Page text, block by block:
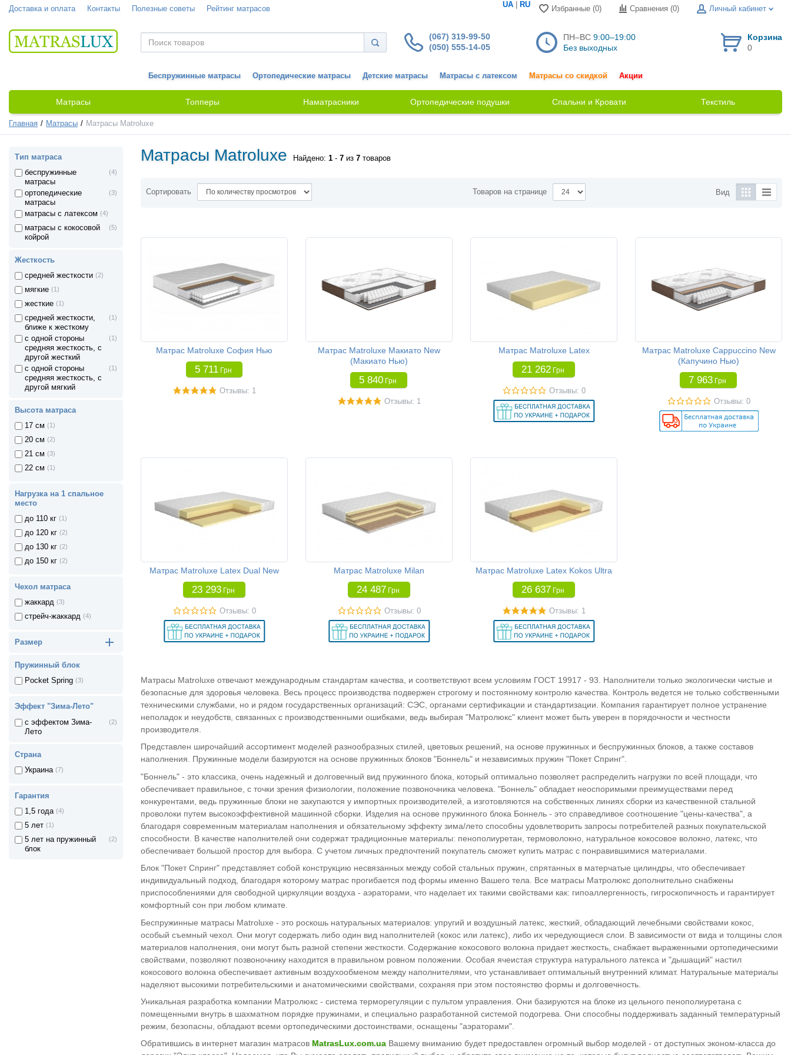
Доставка и оплата Контакты Полезные советы Рейтинг матрасов UA RU Избранные (0) Сравнения (0) Личный кабинет
(067) 319-99-50
(050) 555-14-05
ПН–ВС 9:00–19:00
Без выходных
Корзина
0
Беспружинные матрасы Ортопедические матрасы Детские матрасы Матрасы с латексом Матрасы со скидкой Акции
Матрасы Топперы Наматрасники Ортопедические подушки Спальни и Кровати Текстиль
Главная Матрасы Матрасы Matroluxe
Тип матраса
беспружинные
матрасы
(4)
ортопедические
матрасы
(3)
матрасы с латексом (4)
матрасы с кокосовой
койрой
(5)
Жесткость
средней жесткости (2)
мягкие (1)
жесткие (1)
средней жесткости,
ближе к жесткому
(1)
с одной стороны
средняя жесткость, с
другой жесткий
(1)
с одной стороны
средняя жесткость, с
другой мягкий
(1)
Высота матраса
17 см (1)
20 см (2)
21 см (3)
22 см (1)
Нагрузка на 1 спальное
место
до 110 кг (1)
до 120 кг (2)
до 130 кг (2)
до 150 кг (2)
Чехол матраса
жаккард (3)
стрейч-жаккард (4)
Размер
Пружинный блок
Pocket Spring (3)
Эффект "Зима-Лето"
с эффектом Зима-
Лето
(2)
Страна
Украина (7)
Гарантия
1,5 года (4)
5 лет (1)
5 лет на пружинный
блок
(2)
Матрасы Matroluxe Найдено: 1 - 7 из 7 товаров
Сортировать Товаров на странице Вид
Матрас Matroluxe София Нью
5 711 Грн
Отзывы: 1
Матрас Matroluxe Макиато New
(Макиато Нью)
5 840 Грн
Отзывы: 1
Матрас Matroluxe Latex
21 262 Грн
Отзывы: 0
Матрас Matroluxe Cappuccino New
(Капучино Нью)
7 963 Грн
Отзывы: 0
Матрас Matroluxe Latex Dual New
23 293 Грн
Отзывы: 0
Матрас Matroluxe Milan
24 487 Грн
Отзывы: 0
Матрас Matroluxe Latex Kokos Ultra
26 637 Грн
Отзывы: 1
Матрасы Matroluxe отвечают международным стандартам качества, и соответствуют всем условиям ГОСТ 19917 - 93. Наполнители только экологически чистые и
безопасные для здоровья человека. Весь процесс производства подвержен строгому и постоянному контролю качества. Контроль ведется не только собственными
техническими службами, но и рядом государственных организаций: СЭС, органами сертификации и стандартизации. Компания гарантирует полное устранение
неполадок и неудобств, связанных с производственными ошибками, ведь выбирая "Матролюкс" клиент может быть уверен в порядочности и честности
производителя.
Представлен широчайший ассортимент моделей разнообразных стилей, цветовых решений, на основе пружинных и беспружинных блоков, а также составов
наполнения. Пружинные модели базируются на основе пружинных блоков "Боннель" и независимых пружин "Покет Спринг".
"Боннель" - это классика, очень надежный и долговечный вид пружинного блока, который оптимально позволяет распределить нагрузки по всей площади, что
обеспечивает правильное, с точки зрения физиологии, положение позвоночника человека. "Боннель" обладает неоспоримыми преимуществами перед
конкурентами, ведь пружинные блоки не закупаются у импортных производителей, а изготовляются на собственных линиях сборки из качественной стальной
проволоки путем высокоэффективной машинной сборки. Изделия на основе пружинного блока Боннель - это справедливое соотношение "цены-качества", а
благодаря современным материалам наполнения и обязательному эффекту зима/лето способны удовлетворить запросы потребителей разных покупательской
способности. В качестве наполнителей они содержат традиционные материалы: пенополиуретан, термоволокно, натуральное кокосовое волокно, латекс, что
обеспечивает большой простор для выбора. С учетом личных предпочтений покупатель сможет купить матрас с понравившимися материалами.
Блок "Покет Спринг" представляет собой конструкцию несвязанных между собой стальных пружин, спрятанных в матерчатые цилиндры, что обеспечивает
индивидуальный подход, благодаря которому матрас прогибается под формы именно Вашего тела. Все матрасы Матролюкс дополнительно снабжены
приспособлениями для свободной циркуляции воздуха - аэраторами, что наделает их такими свойствами как: гипоаллергенность, гигроскопичность и гарантирует
комфортный сон при любом климате.
Беспружинные матрасы Matroluxe - это роскошь натуральных материалов: упругий и воздушный латекс, жесткий, обладающий лечебными свойствами кокос,
особый съемный чехол. Они могут содержать либо один вид наполнителей (кокос или латекс), либо их чередующиеся слои. В зависимости от вида и толщины слоя
материалов наполнения, они могут быть разной степени жесткости. Содержание кокосового волокна придает жесткость, снабжает выраженными ортопедическими
свойствами, позволяют позвоночнику находится в правильном ровном положении. Особая ячеистая структура натурального латекса и "дышащий" настил
кокосового волокна обеспечивает активным воздухообменом между наполнителями, что устанавливает оптимальный внутренний климат. Натуральные материалы
наделяют высокими потребительскими и анатомическими свойствами, сохраняя при этом постоянство формы и долговечность.
Уникальная разработка компании Матролюкс - система терморегуляции с пультом управления. Они базируются на блоке из цельного пенополиуретана с
помещенными внутрь в шахматном порядке пружинами, и специально разработанной системой подогрева. Они способны поддерживать заданный температурный
режим, безопасны, обладают всеми ортопедическими достоинствами, оснащены "аэраторами".
Обратившись в интернет магазин матрасов MatrasLux.com.ua Вашему вниманию будет предоставлен огромный выбор моделей - от доступных эконом-класса до